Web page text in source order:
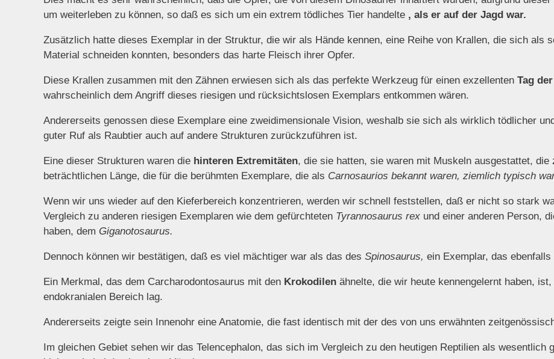
um weiterleben zu können, so daß es sich um ein extrem tödliches Tier handelte , als er auf der Jagd war.
Zusätzlich hatte dieses Exemplar in der Struktur, die wir als Hände kennen, eine Reihe von Krallen, die sich als
Material schneiden konnten, besonders das harte Fleisch ihrer Opfer.
Diese Krallen zusammen mit den Zähnen erwiesen sich als das perfekte Werkzeug für einen exzellenten Tag
wahrscheinlich dem Angriff dieses riesigen und rücksichtslosen Exemplars entkommen wären.
Andererseits genossen diese Exemplare eine zweidimensionale Vision, weshalb sie sich als wirklich tödlicher
guter Ruf als Raubtier auch auf andere Strukturen zurückzuführen ist.
Eine dieser Strukturen waren die hinteren Extremitäten, die sie hatten, sie waren mit Muskeln ausgestattet,
beträchtlichen Länge, die für die berühmten Exemplare, die als Carnosaurios bekannt waren, ziemlich typisch
Wenn wir uns wieder auf den Kieferbereich konzentrieren, werden wir schnell feststellen, daß er nicht so stark
Vergleich zu anderen riesigen Exemplaren wie dem gefürchteten Tyrannosaurus rex und einer anderen Person,
haben, dem Giganotosaurus.
Dennoch können wir bestätigen, daß es viel mächtiger war als das des Spinosaurus, ein Exemplar, das
Ein Merkmal, das dem Carcharodontosaurus mit den Krokodilen ähnelte, die wir heute kennengelernt haben,
endokranialen Bereich lag.
Andererseits zeigte sein Innenohr eine Anatomie, die fast identisch mit der des von uns erwähnten
Im gleichen Gebiet sehen wir das Telencephalon, das sich im Vergleich zu den heutigen Reptilien als